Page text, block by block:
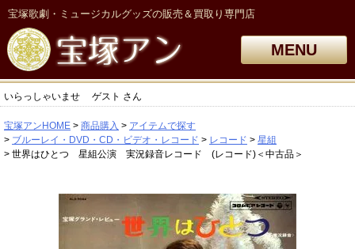
宝塚歌劇・ミュージカルグッズの販売＆買取り専門店
MENU
いらっしゃいませ ゲスト さん
宝塚アンHOME 商品購入
アイテムで探す
ブルーレイ・DVD・CD・ビデオ・レコード
レコード
星組
世界はひとつ 星組公演 実況録音レコード (レコード)＜中古品＞